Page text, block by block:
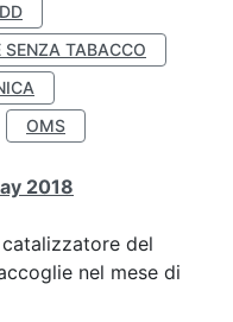
TABACCO
OMS
2018
del
nel mese di